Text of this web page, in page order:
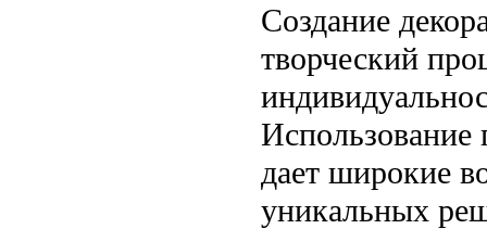
Создание
творческий
Использование
дает широкие
уникальных